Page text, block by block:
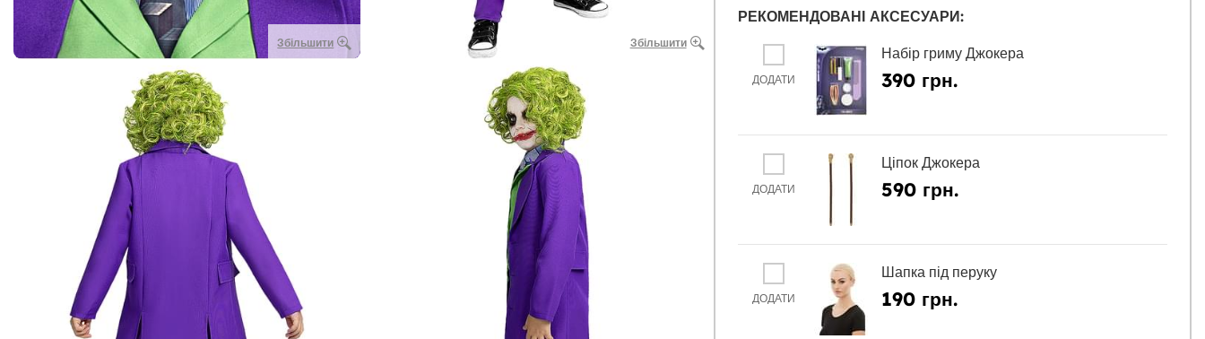
Збільшити Збільшити
РЕКОМЕНДОВАНІ АКСЕСУАРИ:
ДОДАТИ
Набір гриму Джокера
390 грн.
ДОДАТИ
Ціпок Джокера
590 грн.
ДОДАТИ
Шапка під перуку
190 грн.